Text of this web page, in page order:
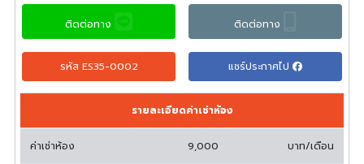
ติดต่อทาง ติดต่อทาง
รหัส ES35-0002 แชร์ประกาศไป
รายละเอียดค่าเช่าห้อง
ค่าเช่าห้อง 9,000 บาท/เดือน